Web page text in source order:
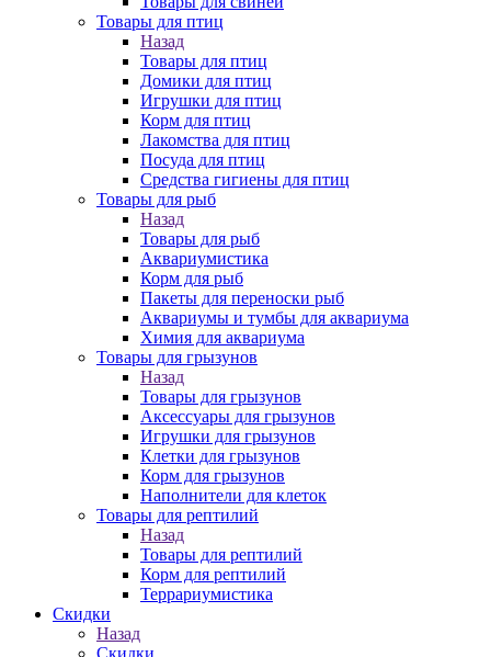
Товары для птиц
Назад
Товары для птиц
Домики для птиц
Игрушки для птиц
Корм для птиц
Лакомства для птиц
Посуда для птиц
Средства гигиены для птиц
Товары для рыб
Назад
Товары для рыб
Аквариумистика
Корм для рыб
Пакеты для переноски рыб
Аквариумы и тумбы для аквариума
Химия для аквариума
Товары для грызунов
Назад
Товары для грызунов
Аксессуары для грызунов
Игрушки для грызунов
Клетки для грызунов
Корм для грызунов
Наполнители для клеток
Товары для рептилий
Назад
Товары для рептилий
Корм для рептилий
Террариумистика
Скидки
Назад
Скидки